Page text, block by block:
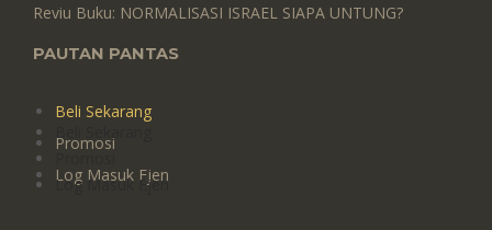
Reviu Buku: NORMALISASI ISRAEL SIAPA UNTUNG?
PAUTAN PANTAS
Beli Sekarang
Promosi
Log Masuk Ejen
Log Masuk Ejen